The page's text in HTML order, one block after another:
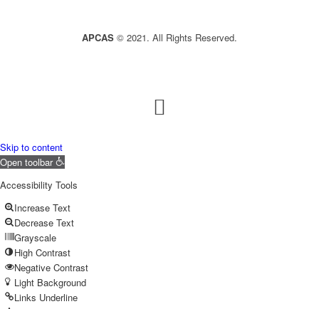
APCAS © 2021. All Rights Reserved.
Skip to content
Open toolbar
Accessibility Tools
Increase Text
Decrease Text
Grayscale
High Contrast
Negative Contrast
Light Background
Links Underline